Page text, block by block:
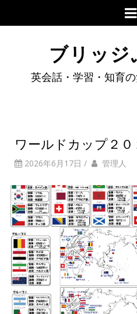
ブリッジ
英会話・学習・知育
ワールドカップ２
2026年6月17日 / 管理人